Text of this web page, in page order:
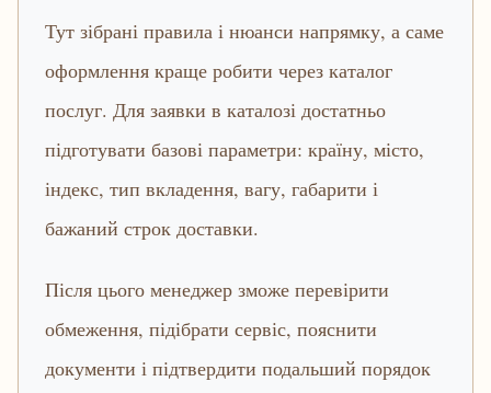
Тут зібрані правила і нюанси напрямку, а саме
оформлення краще робити через каталог
послуг. Для заявки в каталозі достатньо
підготувати базові параметри: країну, місто,
індекс, тип вкладення, вагу, габарити і
бажаний строк доставки.
Після цього менеджер зможе перевірити
обмеження, підібрати сервіс, пояснити
документи і підтвердити подальший порядок